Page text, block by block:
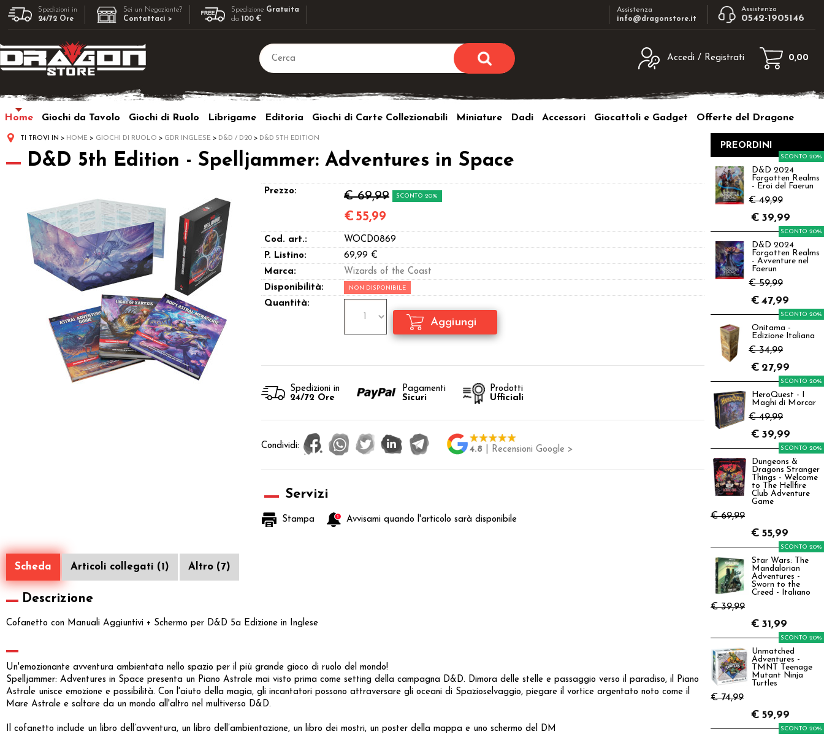
Spedizioni in
24/72 Ore
Sei un Negoziante?
Contattaci >
Spedizione Gratuita
da100 €
Assistenza
info@dragonstore.it
Assistenza
0542-1905146
Accedi / Registrati
utente e la password e poi clicca sul
Password:
sito clicca sul pulsante "Registrati"
0,00
Home Giochi da Tavolo Giochi di Ruolo Librigame Editoria Giochi di Carte Collezionabili Miniature Dadi Accessori Giocattoli e Gadget Offerte del Dragone
TI TROVI IN HOME GIOCHI DI RUOLO GDR INGLESE D&D / D20 D&D 5TH EDITION
D&D 5th Edition - Spelljammer: Adventures in Space
Prezzo: € 69,99 SCONTO 20%
€ 55,99
Cod. art.:
WOCD0869
P. Listino:
69,99 €
Marca:
Wizards of the Coast
Disponibilità:
NON DISPONIBILE
Quantità:
Spedizioni in
24/72 Ore
Pagamenti
Sicuri
Prodotti
Ufficiali
Condividi: 4.8 | Recensioni Google >
Servizi
Stampa Avvisami quando l'articolo sarà disponibile
Scheda Articoli collegati (1) Altro (7)
Descrizione
Cofanetto con Manuali Aggiuntivi + Schermo per D&D 5a Edizione in Inglese
Un'emozionante avventura ambientata nello spazio per il più grande gioco di ruolo del mondo!
Spelljammer: Adventures in Space presenta un Piano Astrale mai visto prima come setting della campagna D&D. Dimora delle stelle e passaggio verso il paradiso, il Piano
Astrale unisce emozione e possibilità. Con l'aiuto della magia, gli incantatori possono attraversare gli oceani di Spazioselvaggio, piegare il vortice argentato noto come il
Mare Astrale e saltare da un mondo all'altro nel multiverso D&D.
Il cofanetto include un libro dell’avventura, un libro dell’ambientazione, un libro dei mostri, un poster della mappa e uno schermo del DM
PREORDINI
D&D 2024
Forgotten Realms
- Eroi del Faerun
€ 49,99
SCONTO 20%
€ 39,99
D&D 2024
Forgotten Realms
- Avventure nel
Faerun
€ 59,99
SCONTO 20%
€ 47,99
Onitama -
Edizione Italiana
€ 34,99
SCONTO 20%
€ 27,99
HeroQuest - I
Maghi di Morcar
€ 49,99
SCONTO 20%
€ 39,99
Dungeons &
Dragons Stranger
Things - Welcome
to The Hellfire
Club Adventure
Game
€ 69,99
SCONTO 20%
€ 55,99
Star Wars: The
Mandalorian
Adventures -
Sworn to the
Creed - Italiano
€ 39,99
SCONTO 20%
€ 31,99
Unmatched
Adventures -
TMNT Teenage
Mutant Ninja
Turtles
€ 74,99
SCONTO 20%
€ 59,99
SCONTO 20%